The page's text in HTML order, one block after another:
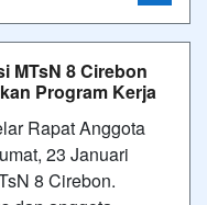
MTsN 8 Cirebon
Program Kerja
Rapat Anggota
23 Januari
8 Cirebon.